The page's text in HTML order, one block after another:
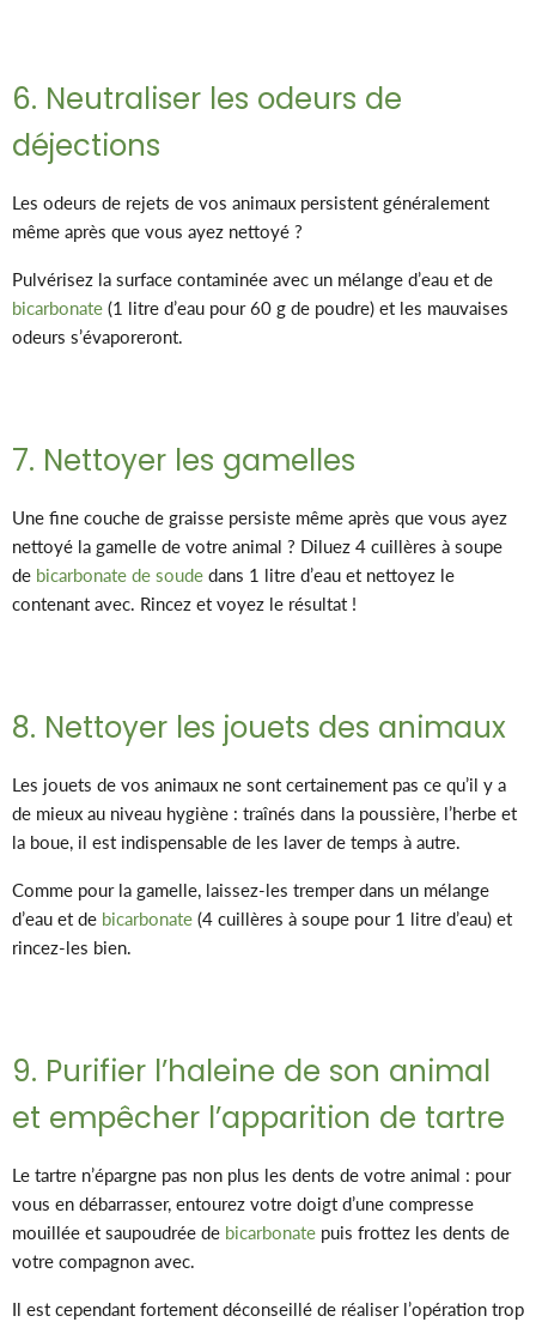
6. Neutraliser les odeurs de
déjections
Les odeurs de rejets de vos animaux persistent généralement
même après que vous ayez nettoyé ?
Pulvérisez la surface contaminée avec un mélange d’eau et de
bicarbonate (1 litre d’eau pour 60 g de poudre) et les mauvaises
odeurs s’évaporeront.
7. Nettoyer les gamelles
Une fine couche de graisse persiste même après que vous ayez
nettoyé la gamelle de votre animal ? Diluez 4 cuillères à soupe
de bicarbonate de soude dans 1 litre d’eau et nettoyez le
contenant avec. Rincez et voyez le résultat !
8. Nettoyer les jouets des animaux
Les jouets de vos animaux ne sont certainement pas ce qu’il y a
de mieux au niveau hygiène : traînés dans la poussière, l’herbe et
la boue, il est indispensable de les laver de temps à autre.
Comme pour la gamelle, laissez-les tremper dans un mélange
d’eau et de bicarbonate (4 cuillères à soupe pour 1 litre d’eau) et
rincez-les bien.
9. Purifier l’haleine de son animal
et empêcher l’apparition de tartre
Le tartre n’épargne pas non plus les dents de votre animal : pour
vous en débarrasser, entourez votre doigt d’une compresse
mouillée et saupoudrée de bicarbonate puis frottez les dents de
votre compagnon avec.
Il est cependant fortement déconseillé de réaliser l’opération trop